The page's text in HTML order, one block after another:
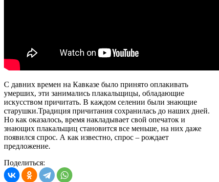
С давних времен на Кавказе было принято оплакивать
умерших, эти занимались плакальщицы, обладающие
искусством причитать. В каждом селении были знающие
старушки.Традиция причитания сохранилась до наших дней.
Но как оказалось, время накладывает свой опечаток и
знающих плакальщиц становится все меньше, на них даже
появился спрос. А как известно, спрос – рождает
предложение.
Поделиться: